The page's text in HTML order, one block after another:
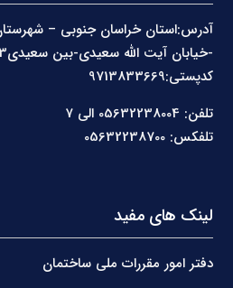
آدرس:استان خراسان جنوبی –
کدپستی:9713833669
تلفن: 05632238004 الی 7
تلفکس: 05632238700
لینک های مفید
دفتر امور مقررات ملی ساختمان